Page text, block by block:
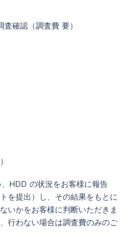
確認（調査費 要）
HDD の状況をお客様に報告
を提出）し、その結果をもとに
いかをお客様に判断いただきま
行わない場合は調査費のみのご